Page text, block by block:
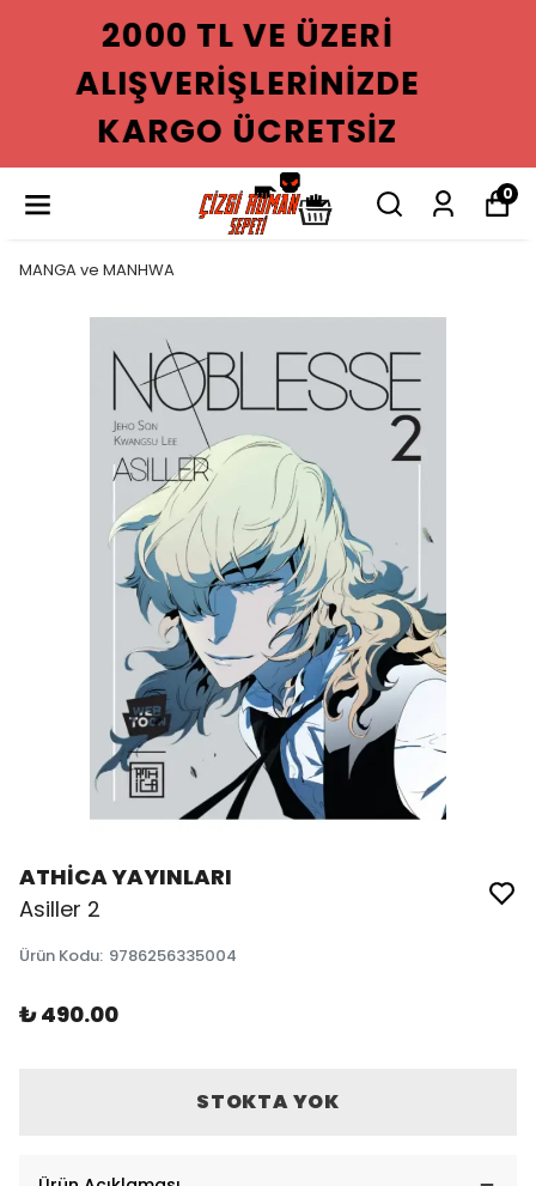
2000 TL VE ÜZERI
ALIŞVERIŞLERINIZDE
KARGO ÜCRETSIZ
0
MANGA ve MANHWA
ATHİCA YAYINLARI
Asiller 2
Ürün Kodu: 9786256335004
₺ 490.00
STOKTA YOK